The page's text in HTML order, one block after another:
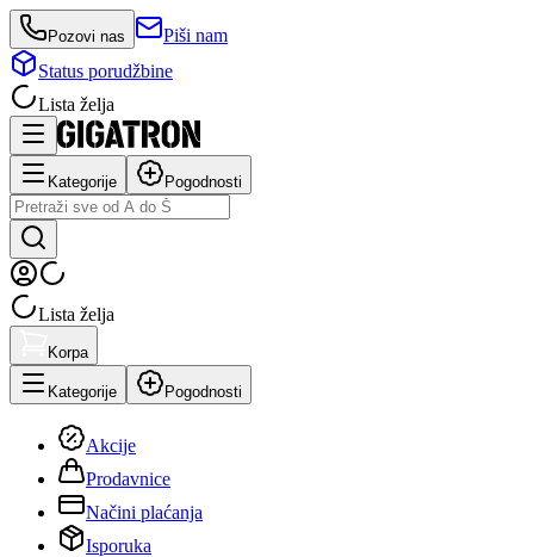
Pozovi nas
Piši nam
Status porudžbine
Lista želja
Kategorije Pogodnosti
Lista želja
Korpa
Kategorije Pogodnosti
Akcije
Prodavnice
Načini plaćanja
Isporuka